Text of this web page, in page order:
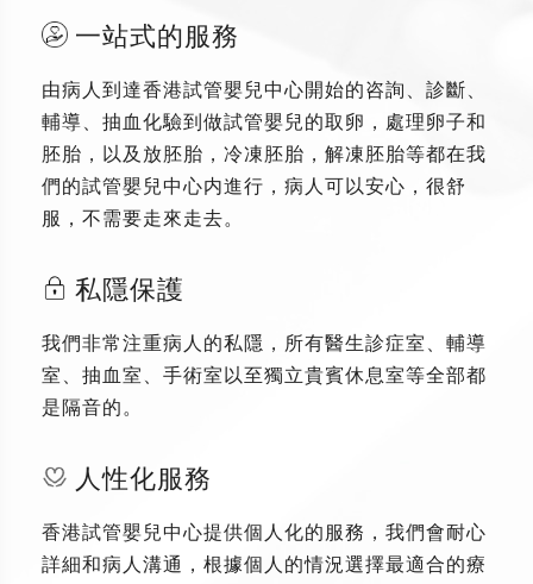
一站式的服務
由病人到達香港試管嬰兒中心開始的咨詢、診斷、
輔導、抽血化驗到做試管嬰兒的取卵，處理卵子和
胚胎，以及放胚胎，冷凍胚胎，解凍胚胎等都在我
們的試管嬰兒中心内進行，病人可以安心，很舒
服，不需要走來走去。
私隱保護
我們非常注重病人的私隱，所有醫生診症室、輔導
室、抽血室、手術室以至獨立貴賓休息室等全部都
是隔音的。
人性化服務
香港試管嬰兒中心提供個人化的服務，我們會耐心
詳細和病人溝通，根據個人的情況選擇最適合的療